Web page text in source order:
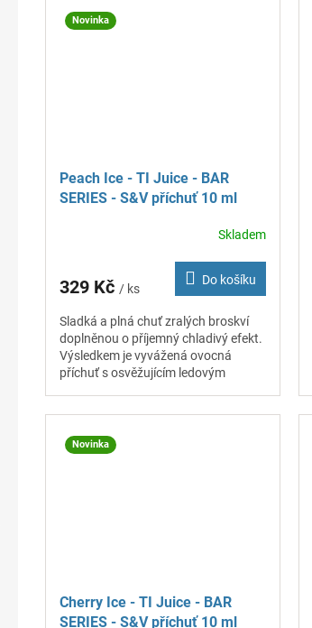
Novinka
Peach Ice - TI Juice - BAR
SERIES - S&V příchuť 10 ml
Skladem
329 Kč / ks
Do košíku
Sladká a plná chuť zralých broskví
doplněnou o příjemný chladivý efekt.
Výsledkem je vyvážená ovocná
příchuť s osvěžujícím ledovým
Novinka
Cherry Ice - TI Juice - BAR
SERIES - S&V příchuť 10 ml